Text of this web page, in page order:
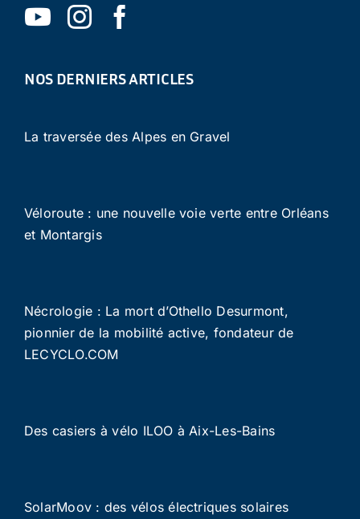
NOS DERNIERS ARTICLES
La traversée des Alpes en Gravel
Véloroute : une nouvelle voie verte entre Orléans
et Montargis
Nécrologie : La mort d’Othello Desurmont,
pionnier de la mobilité active, fondateur de
LECYCLO.COM
Des casiers à vélo ILOO à Aix-Les-Bains
SolarMoov : des vélos électriques solaires